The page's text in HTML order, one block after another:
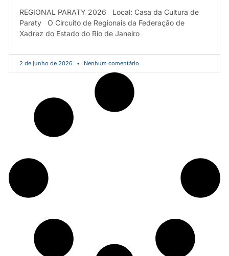
REGIONAL PARATY 2026 Local: Casa da Cultura de
Paraty O Circuito de Regionais da Federação de
Xadrez do Estado do Rio de Janeiro
2 de junho de 2026 Nenhum comentário